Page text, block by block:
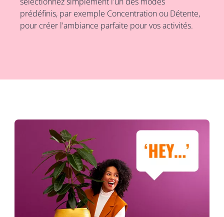
prédéfinis, par exemple Concentration ou Détente,
pour créer l'ambiance parfaite pour vos activités.